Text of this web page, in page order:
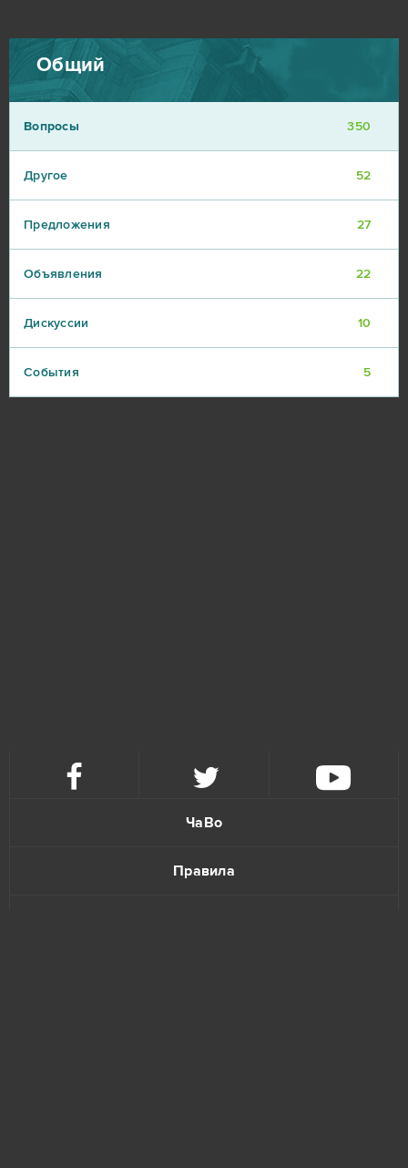
Общий
Вопросы 350
Другое 52
Предложения 27
Объявления 22
Дискуссии 10
События 5
ЧаВо
Правила